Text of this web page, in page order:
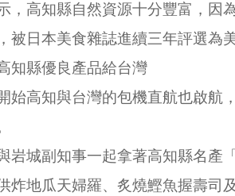
，高知縣自然資源十分豐富，因
被日本美食雜誌進續三年評選為
知縣優良產品給台灣
始高知與台灣的包機直航也啟航
岩城副知事一起拿著高知縣名產
炸地瓜天婦羅、炙燒鰹魚握壽司